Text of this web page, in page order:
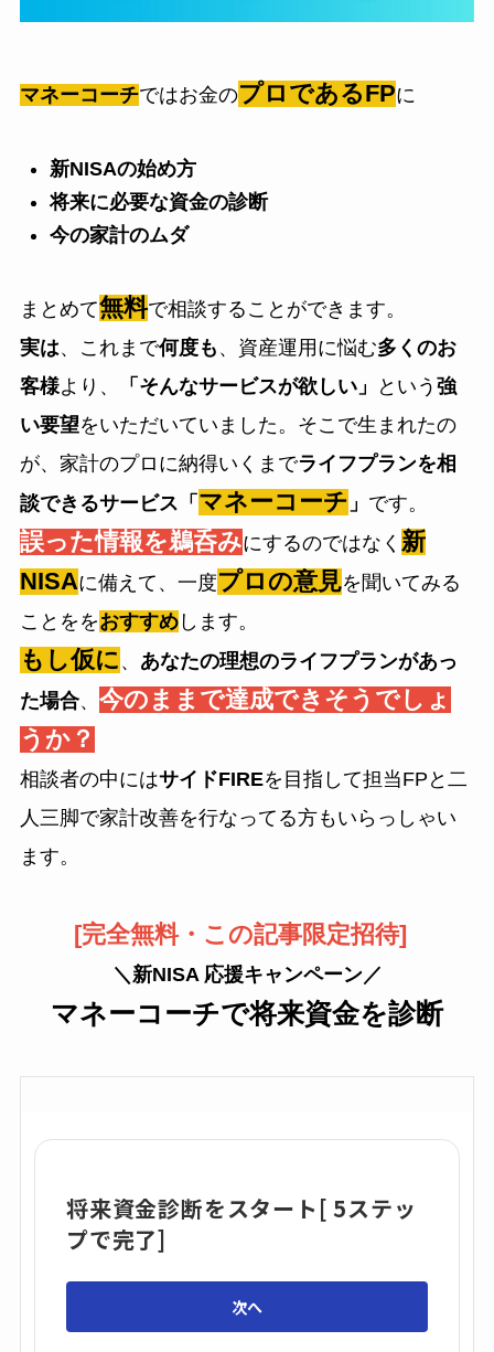
マネーコーチではお金のプロであるFPに
新NISAの始め方
将来に必要な資金の診断
今の家計のムダ
まとめて無料で相談することができます。
実は、これまで何度も 、資産運用に悩む多くのお
客様より、 「そんなサービスが欲しい」 という 強
い要望をいただいていました。そこで生まれたの
が、家計のプロに納得いくまでライフプランを相
談できるサービス「 マネーコーチ 」 です。
誤った情報を鵜呑みにするのではなく 新
NISAに備えて、一度プロの意見を聞いてみる
ことををおすすめします。
もし仮に 、 あなたの理想のライフプランがあっ
た場合、 今のままで達成できそうでしょ
うか？
相談者の中にはサイドFIREを目指して担当FPと二
人三脚で家計改善を行なってる方もいらっしゃい
ます。
[完全無料・この記事限定招待]
＼新NISA 応援キャンペーン／
マネーコーチで将来資金を診断